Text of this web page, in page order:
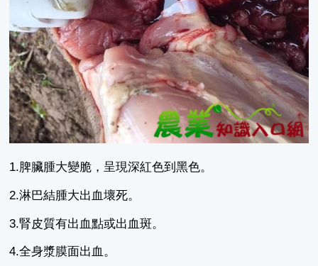
1.脾臟腫大變脆，呈現深紅色到黑色。
2.淋巴結腫大出血壞死。
3.腎皮質有出血點或出血斑。
4.全身漿膜面出血。